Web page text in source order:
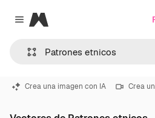
Close menu
Magnific
Crea una imagen con IA Crea